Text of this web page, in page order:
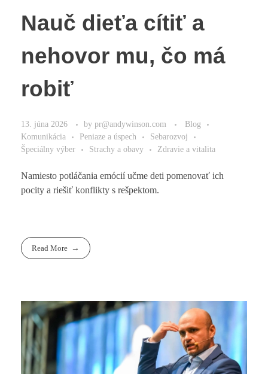
Nauč dieťa cítiť a
nehovor mu, čo má
robiť
13. júna 2026 by pr@andywinson.com
Blog
Komunikácia
Peniaze a úspech
Sebarozvoj
Špeciálny výber
Strachy a obavy Zdravie a vitalita
Namiesto potláčania emócií učme deti pomenovať ich
pocity a riešiť konflikty s rešpektom.
Read More